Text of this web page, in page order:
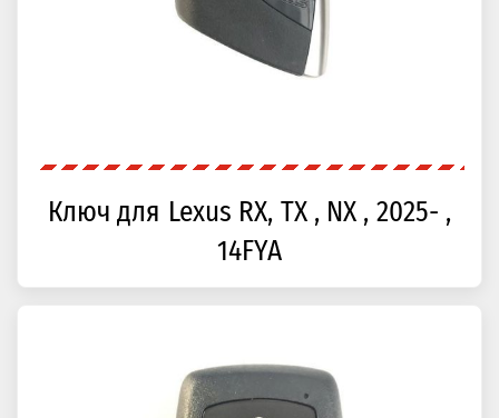
Ключ для Lexus RX, TX , NX , 2025- ,
14FYA